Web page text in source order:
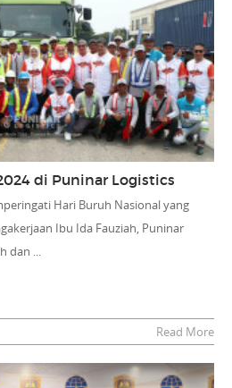
di Puninar Logistics
Hari Buruh Nasional yang
Ibu Ida Fauziah, Puninar
dan ...
Read More